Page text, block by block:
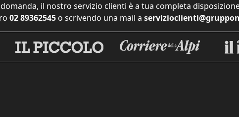
il nostro servizio clienti è a tua completa
02 89362545 o scrivendo una mail a